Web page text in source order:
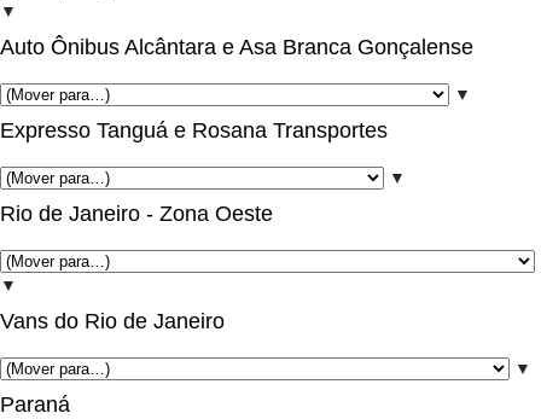
▼
Auto Ônibus Alcântara e Asa Branca Gonçalense
▼
Expresso Tanguá e Rosana Transportes
▼
Rio de Janeiro - Zona Oeste
▼
Vans do Rio de Janeiro
▼
Paraná